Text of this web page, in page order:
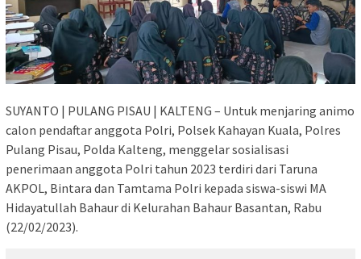
SUYANTO | PULANG PISAU | KALTENG – Untuk menjaring animo
calon pendaftar anggota Polri, Polsek Kahayan Kuala, Polres
Pulang Pisau, Polda Kalteng, menggelar sosialisasi
penerimaan anggota Polri tahun 2023 terdiri dari Taruna
AKPOL, Bintara dan Tamtama Polri kepada siswa-siswi MA
Hidayatullah Bahaur di Kelurahan Bahaur Basantan, Rabu
(22/02/2023).